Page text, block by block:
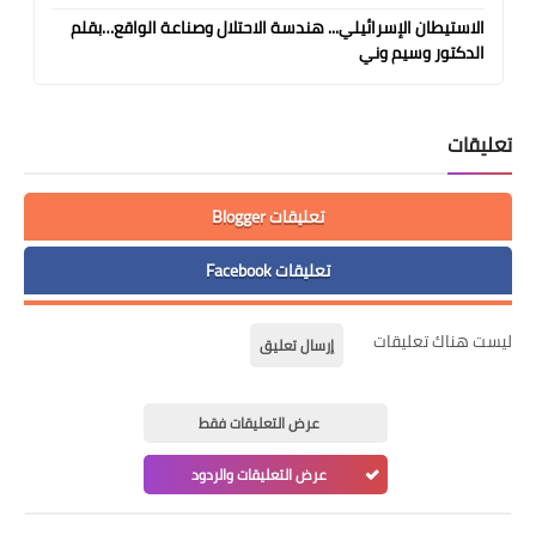
الاستيطان الإسرائيلي... هندسة الاحتلال وصناعة الواقع…بقلم
الدكتور وسيم وني
تعليقات
تعليقات Blogger
تعليقات Facebook
ليست هناك تعليقات إرسال تعليق
عرض التعليقات فقط
عرض التعليقات والردود